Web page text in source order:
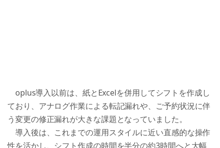
oplus導入以前は、紙とExcelを併用してシフトを作成し
ており、アナログ作業による転記漏れや、ご予約状況に伴
う変更の修正漏れが大きな課題となっていました。
導入後は、これまでの運用スタイルに近い直感的な操作
性を活かし、シフト作成の時間を半分の約3時間へと大幅